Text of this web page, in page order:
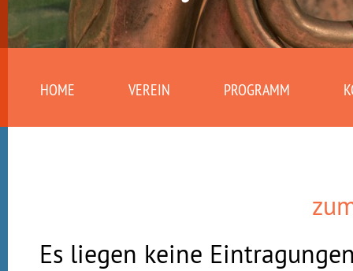
HOME VEREIN PROGRAMM
Es liegen keine